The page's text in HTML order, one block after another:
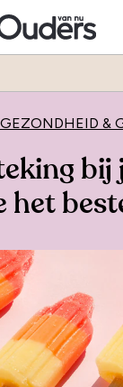
GEZONDHEID &
bij
het